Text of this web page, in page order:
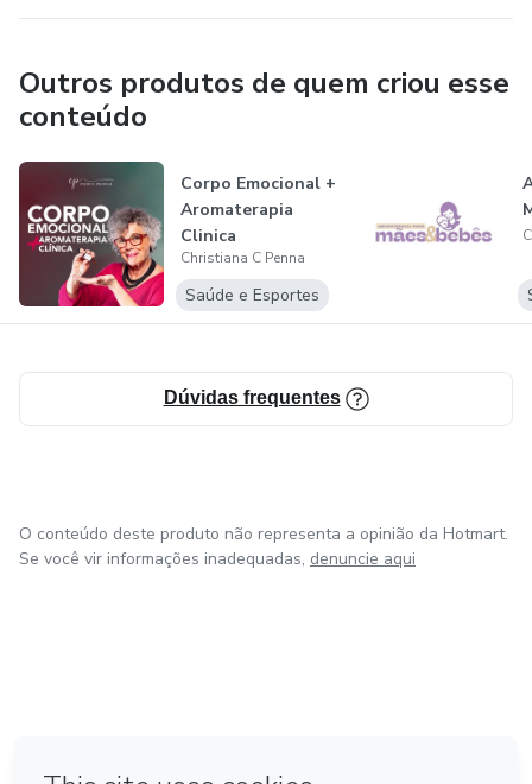
Outros produtos de quem criou esse
conteúdo
Corpo Emocional +
Aromaterapia
Clinica
Christiana C Penna
Saúde e Esportes
Dúvidas frequentes
O conteúdo deste produto não representa a opinião da Hotmart.
Se você vir informações inadequadas, denuncie aqui